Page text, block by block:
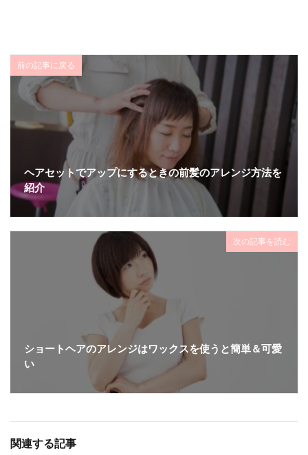
前の記事に戻る
ヘアセットでアップにするときの前髪のアレンジ方法を
紹介
次の記事を読む
ショートヘアのアレンジはワックスを使うと簡単＆可愛
い
関連する記事